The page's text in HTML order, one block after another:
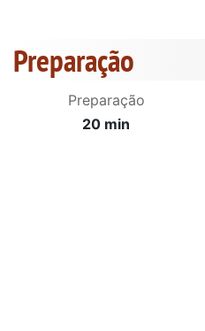
Preparação
Preparação
20 min